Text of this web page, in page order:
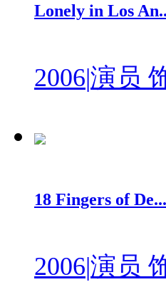
Lonely in Los
2006|演员
18 Fingers of De...
2006|演员